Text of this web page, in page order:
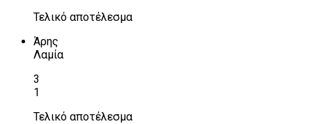
Τελικό αποτέλεσμα
Άρης
Λαμία
3
1
Τελικό αποτέλεσμα